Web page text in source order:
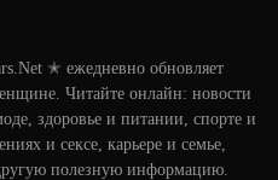
✭ ежедневно обновляет
Читайте онлайн: новости
здоровье и питании, спорте и
и сексе, карьере и семье,
полезную информацию.